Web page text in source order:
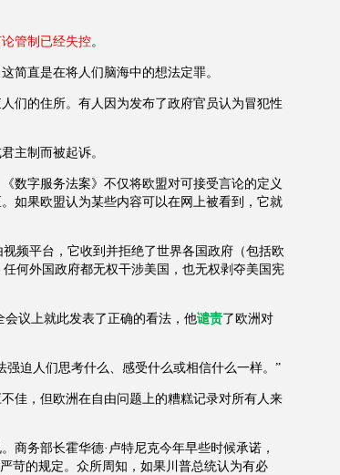
管制已经失控。
简直是在将人们脑海中的想法定罪。
们的住所。有人因为发布了政府官员认为冒犯性
主制而被起诉。
数字服务法案》不仅将欧盟对可接受言论的定义
如果欧盟认为某些内容可以在网上被看到，它就
频平台，它收到并拒绝了世界各国政府（包括欧
何外国政府都无权干涉美国，也无权剥夺美国宪
会议上就此发表了正确的看法，他谴责了欧洲对
迫人们思考什么、感受什么或相信什么一样。”
佳，但欧洲在自由问题上的糟糕记录对所有人来
商务部长霍华德·卢特尼克今年早些时候承诺，
苛的规定。众所周知，如果川普总统认为有必